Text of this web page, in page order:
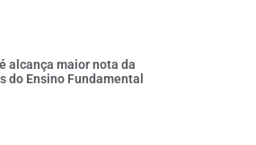
alcança maior nota da
do Ensino Fundamental